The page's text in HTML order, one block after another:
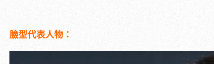
臉型代表人物：